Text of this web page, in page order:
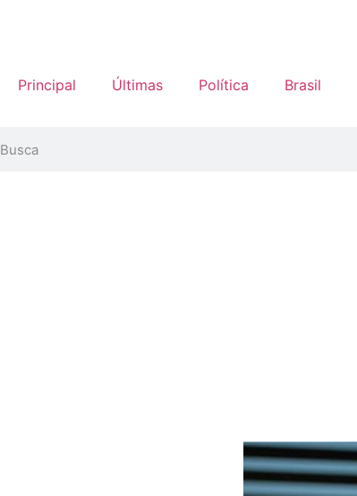
Principal Últimas Política Brasil